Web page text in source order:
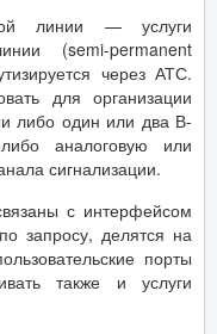
линии — услуги
(semi-permanent
через АТС.
для организации
либо один или два В-
аналоговую или
сигнализации.
с интерфейсом
запросу, делятся на
порты
также и услуги